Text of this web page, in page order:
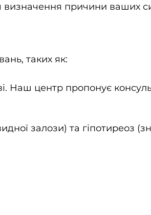
визначення причини ваших
таких як:
центр пропонує
залози) та гіпотиреоз